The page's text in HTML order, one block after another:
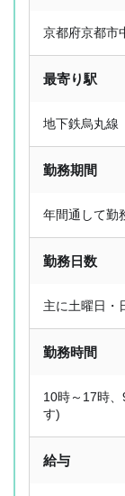
京都府京都市
最寄り駅
地下鉄烏丸
勤務期間
年間通して勤
勤務日数
主に土曜日・
勤務時間
10時～17時
す)
給与